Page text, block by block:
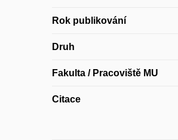
Rok publikování
Druh
Fakulta / Pracoviště MU
Citace